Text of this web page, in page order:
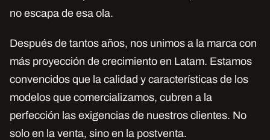
no escapa de esa ola.
Después de tantos años, nos unimos a la marca con
más proyección de crecimiento en Latam. Estamos
convencidos que la calidad y características de los
modelos que comercializamos, cubren a la
perfección las exigencias de nuestros clientes. No
solo en la venta, sino en la postventa.